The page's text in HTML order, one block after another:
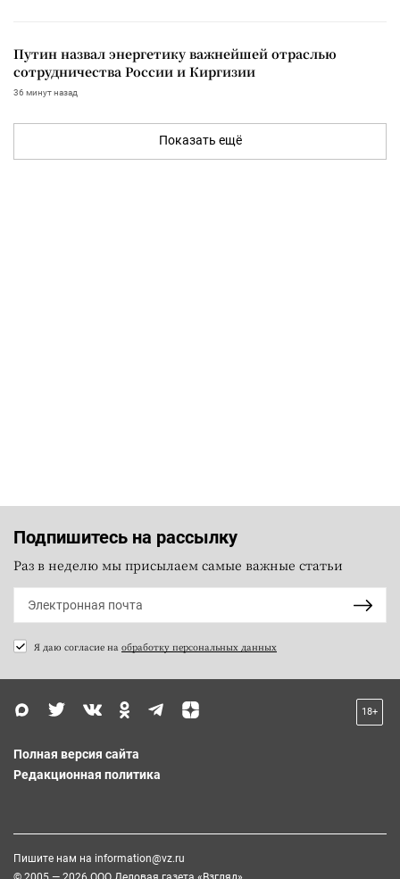
Путин назвал энергетику важнейшей отраслью
сотрудничества России и Киргизии
36 минут назад
Показать ещё
Подпишитесь на рассылку
Раз в неделю мы присылаем самые важные статьи
Я даю согласие на обработку персональных данных
18+
Полная версия сайта
Редакционная политика
Пишите нам на information@vz.ru